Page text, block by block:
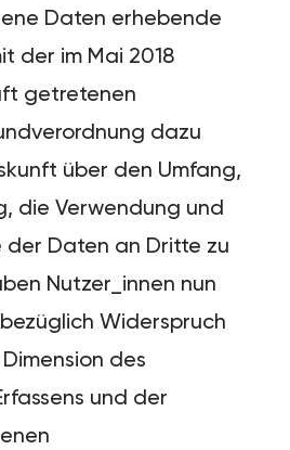
Daten erhebende
der im Mai 2018
getretenen
dazu
über den Umfang,
die Verwendung und
Daten an Dritte zu
Nutzer_innen nun
Widerspruch
des
und der